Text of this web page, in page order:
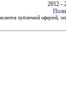
2012 -
публичной